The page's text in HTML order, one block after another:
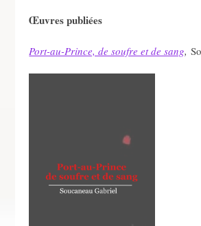
Œuvres publiées
Port-au-Prince, de soufre et de sang,